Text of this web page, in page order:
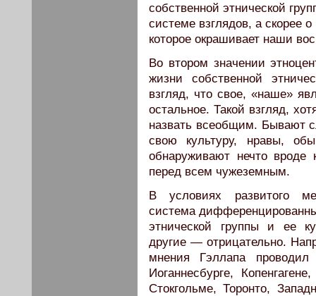
собственной этнической
системе взглядов, а скорее
которое окрашивает наши
Во втором значении
жизни собственной
взгляд, что свое, «наше»
остальное. Такой взгляд,
назвать всеобщим. Бывают
свою культуру, нравы,
обнаруживают нечто вроде
перед всем чужеземным.
В условиях развитого
система
этнической группы и ее
другие — отрицательно.
мнения Гэллапа
Иоганнесбурге,
Стокгольме, Торонто,